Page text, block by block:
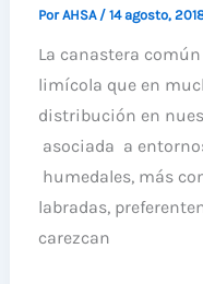
NUEVO
PUBLICADO
PorAHSA / 14 agosto,
La canastera
limícola que en
distribución en
asociada a
humedales, más
labradas,
carezcan